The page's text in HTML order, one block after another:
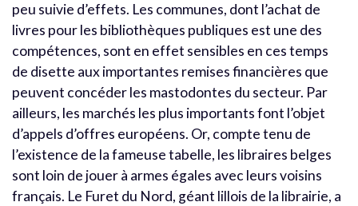
peu suivie d’effets. Les communes, dont l’achat de
livres pour les bibliothèques publiques est une des
compétences, sont en effet sensibles en ces temps
de disette aux importantes remises financières que
peuvent concéder les mastodontes du secteur. Par
ailleurs, les marchés les plus importants font l’objet
d’appels d’offres européens. Or, compte tenu de
l’existence de la fameuse tabelle, les libraires belges
sont loin de jouer à armes égales avec leurs voisins
français. Le Furet du Nord, géant lillois de la librairie, a